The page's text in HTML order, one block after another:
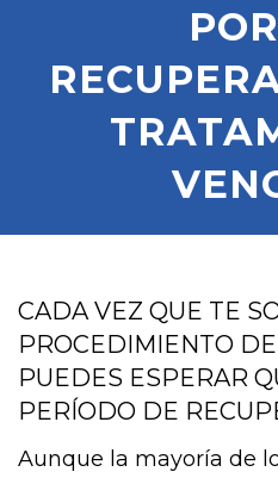
CADA VEZ QUE TE
PROCEDIMIENTO
PUEDES ESPERAR
PERÍODO DE
Aunque la mayoría de